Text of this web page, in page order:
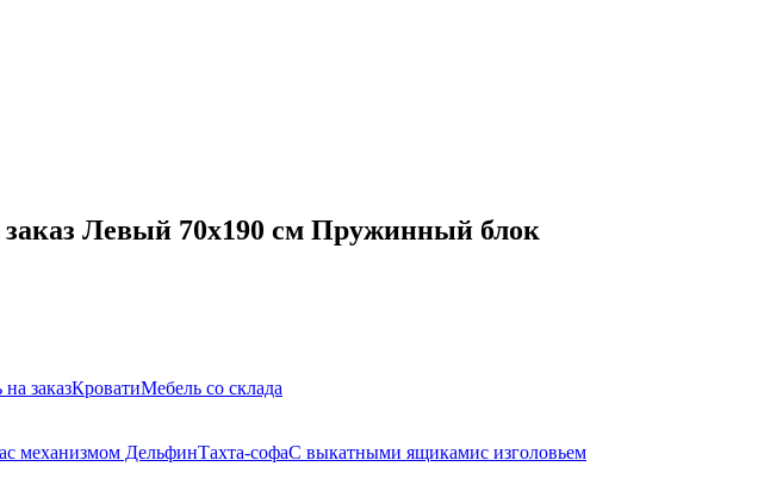
заказ Левый 70х190 см Пружинный блок
заказКроватиМебель со склада
с механизмом ДельфинТахта-софаС выкатными ящикамис изголовьем